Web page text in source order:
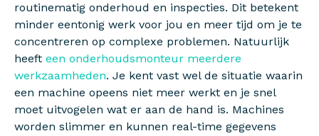
routinematig onderhoud en inspecties. Dit betekent
minder eentonig werk voor jou en meer tijd om je te
concentreren op complexe problemen. Natuurlijk
heeft een onderhoudsmonteur meerdere
werkzaamheden. Je kent vast wel de situatie waarin
een machine opeens niet meer werkt en je snel
moet uitvogelen wat er aan de hand is. Machines
worden slimmer en kunnen real-time gegevens